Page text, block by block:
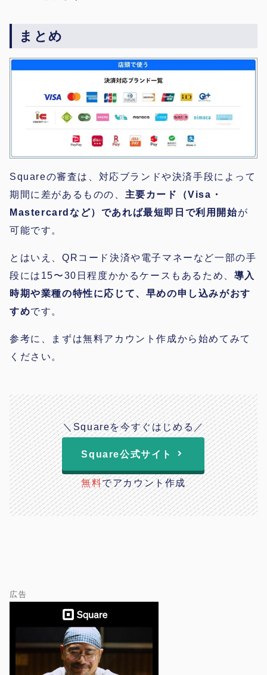
まとめ
Squareの審査は、対応ブランドや決済手段によって
期間に差があるものの、 主要カード（Visa・
Mastercardなど）であれば最短即日で利用開始が
可能です。
とはいえ、QRコード決済や電子マネーなど一部の手
段には15〜30日程度かかるケースもあるため、 導入
時期や業種の特性に応じて、早めの申し込みがおす
すめです。
参考に、まずは無料アカウント作成から始めてみて
ください。
＼Squareを今すぐはじめる／
Square公式サイト
無料でアカウント作成
広告